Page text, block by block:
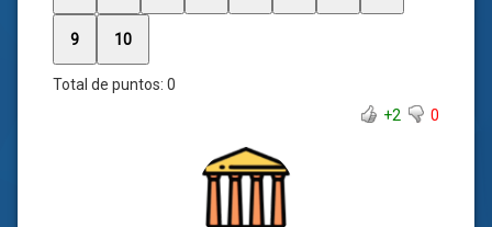
9 10
Total de puntos: 0
+2
0